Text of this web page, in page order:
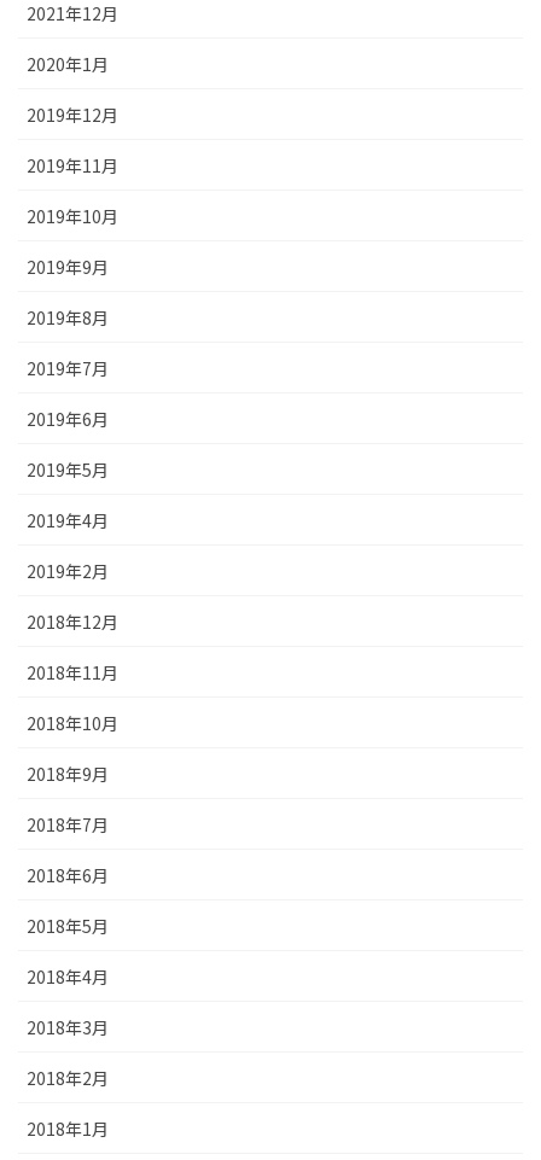
2021年12月
2020年1月
2019年12月
2019年11月
2019年10月
2019年9月
2019年8月
2019年7月
2019年6月
2019年5月
2019年4月
2019年2月
2018年12月
2018年11月
2018年10月
2018年9月
2018年7月
2018年6月
2018年5月
2018年4月
2018年3月
2018年2月
2018年1月